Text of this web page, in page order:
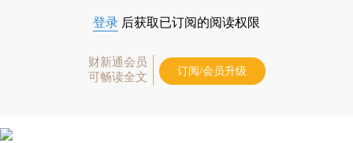
登录 后获取已订阅的阅读权限
财新通会员
可畅读全文
订阅/会员升级